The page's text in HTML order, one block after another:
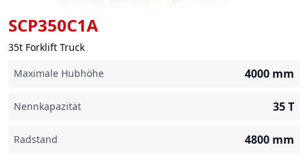
SCP350C1A
35t Forklift Truck
Maximale Hubhöhe
4000 mm
Nennkapazität 35T
Radstand 4800 mm